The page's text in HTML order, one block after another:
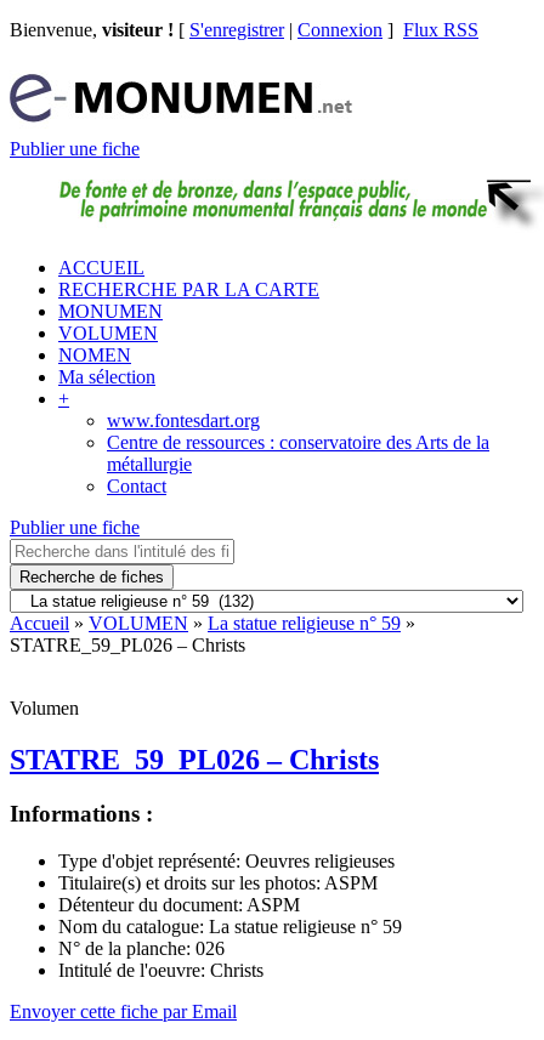
Bienvenue, visiteur ! [ S'enregistrer| Connexion ] Flux RSS
Publier une fiche
ACCUEIL
RECHERCHE PAR LA CARTE
MONUMEN
VOLUMEN
NOMEN
Ma sélection
+
www.fontesdart.org
Centre de ressources : conservatoire des Arts de la
métallurgie
Contact
Publier une fiche
Recherche de fiches
Accueil » VOLUMEN » La statue religieuse n° 59 »
STATRE_59_PL026 – Christs
Volumen
STATRE_59_PL026 – Christs
Informations :
Type d'objet représenté: Oeuvres religieuses
Titulaire(s) et droits sur les photos: ASPM
Détenteur du document: ASPM
Nom du catalogue: La statue religieuse n° 59
N° de la planche: 026
Intitulé de l'oeuvre: Christs
Envoyer cette fiche par Email